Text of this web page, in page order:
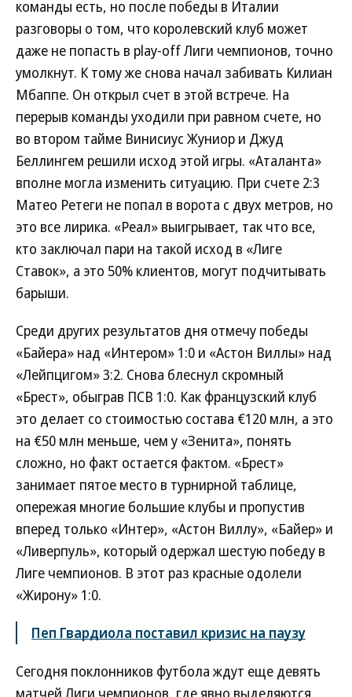
команды есть, но после победы в Италии
разговоры о том, что королевский клуб может
даже не попасть в play-off Лиги чемпионов, точно
умолкнут. К тому же снова начал забивать Килиан
Мбаппе. Он открыл счет в этой встрече. На
перерыв команды уходили при равном счете, но
во втором тайме Винисиус Жуниор и Джуд
Беллингем решили исход этой игры. «Аталанта»
вполне могла изменить ситуацию. При счете 2:3
Матео Ретеги не попал в ворота с двух метров, но
это все лирика. «Реал» выигрывает, так что все,
кто заключал пари на такой исход в «Лиге
Ставок», а это 50% клиентов, могут подчитывать
барыши.
Среди других результатов дня отмечу победы
«Байера» над «Интером» 1:0 и «Астон Виллы» над
«Лейпцигом» 3:2. Снова блеснул скромный
«Брест», обыграв ПСВ 1:0. Как французский клуб
это делает со стоимостью состава €120 млн, а это
на €50 млн меньше, чем у «Зенита», понять
сложно, но факт остается фактом. «Брест»
занимает пятое место в турнирной таблице,
опережая многие большие клубы и пропустив
вперед только «Интер», «Астон Виллу», «Байер» и
«Ливерпуль», который одержал шестую победу в
Лиге чемпионов. В этот раз красные одолели
«Жирону» 1:0.
Пеп Гвардиола поставил кризис на паузу
Сегодня поклонников футбола ждут еще девять
матчей Лиги чемпионов, где явно выделяются